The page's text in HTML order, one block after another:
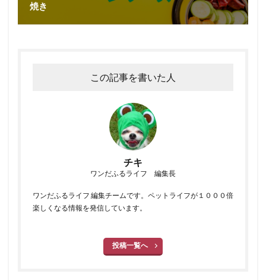
焼き
この記事を書いた人
チキ
ワンだふるライフ 編集長
ワンだふるライフ 編集チームです。ペットライフが１０００倍
楽しくなる情報を発信しています。
投稿一覧へ